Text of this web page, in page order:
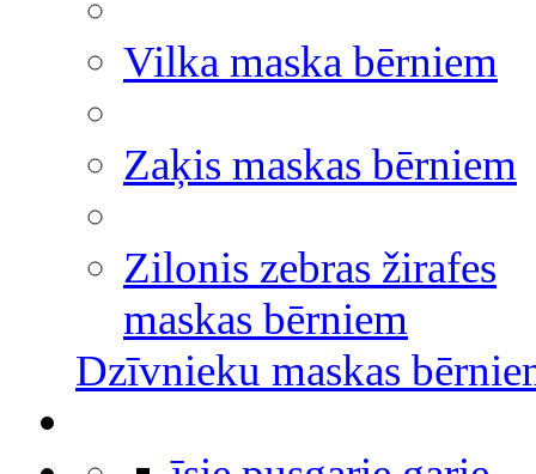
Vilka maska bērniem
Zaķis maskas bērniem
Zilonis zebras žirafes
maskas bērniem
Dzīvnieku maskas